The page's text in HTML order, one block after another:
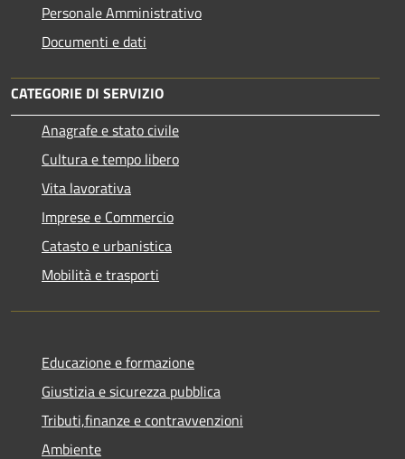
Personale Amministrativo
Documenti e dati
CATEGORIE DI SERVIZIO
Anagrafe e stato civile
Cultura e tempo libero
Vita lavorativa
Imprese e Commercio
Catasto e urbanistica
Mobilità e trasporti
Educazione e formazione
Giustizia e sicurezza pubblica
Tributi,finanze e contravvenzioni
Ambiente